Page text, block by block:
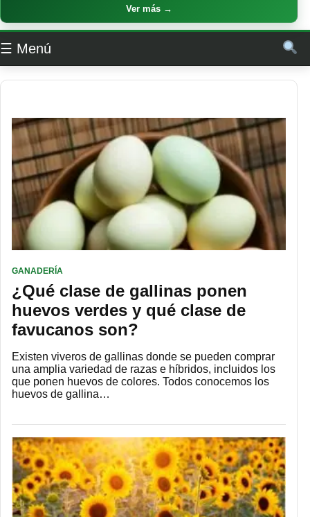
Ver más →
☰ Menú
GANADERÍA
¿Qué clase de gallinas ponen
huevos verdes y qué clase de
favucanos son?
Existen viveros de gallinas donde se pueden comprar
una amplia variedad de razas e híbridos, incluidos los
que ponen huevos de colores. Todos conocemos los
huevos de gallina…